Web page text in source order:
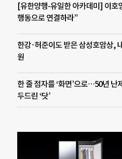
[유한양행-유일한 아카데미] 이호
행동으로 연결하라”
한강·허준이도 받은 삼성호암상,
원
한 줄 점자를 ‘화면’으로…50년 난
두드린 ‘닷’